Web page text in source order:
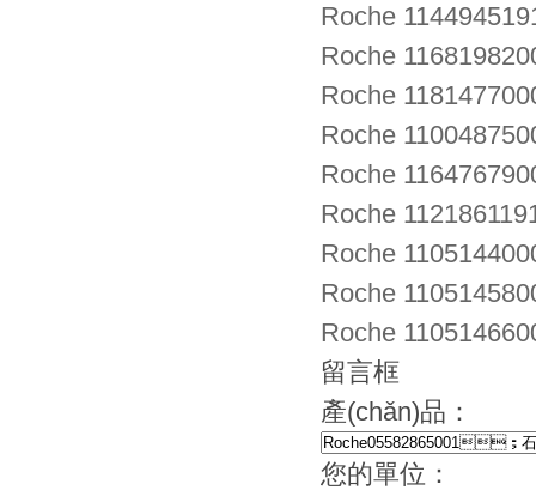
Roche
Roche
Roche
Roche
Roche
Roche
Roche
Roche
Roche
留言框
產(chǎn)品：
您的單位：